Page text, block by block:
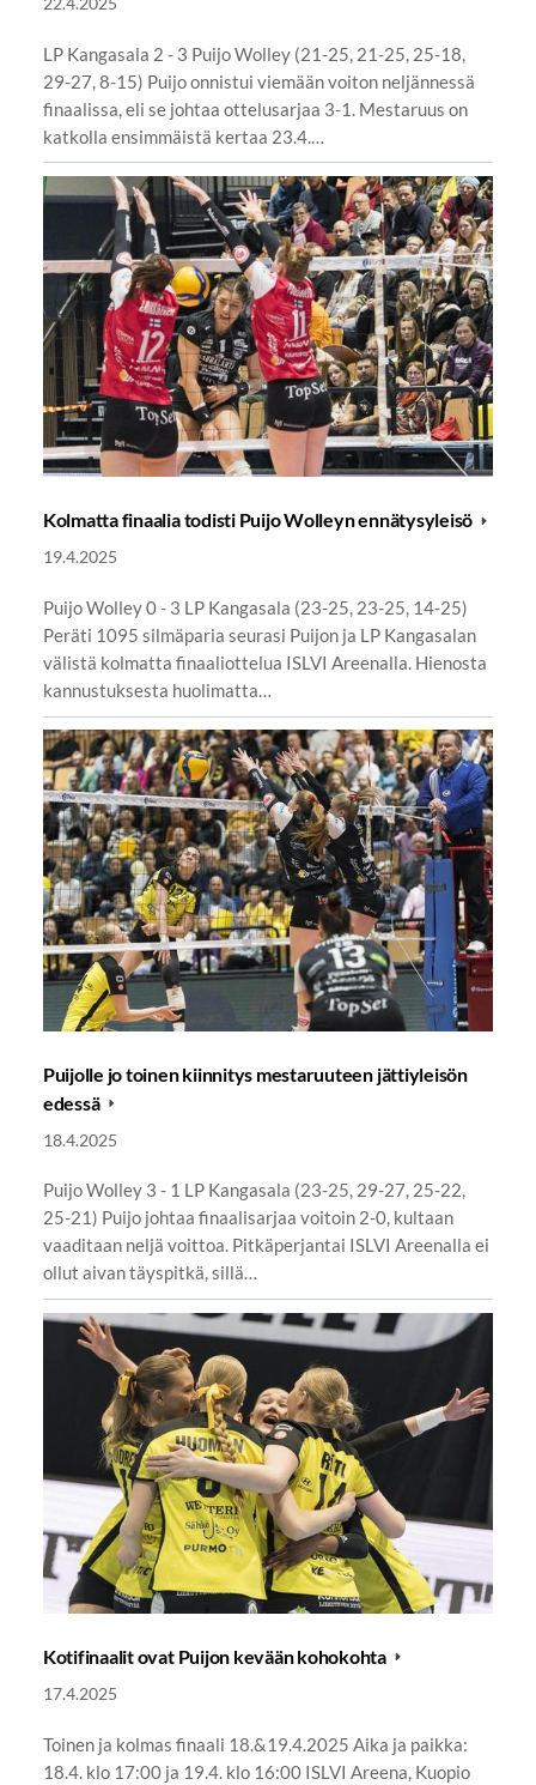
LP Kangasala 2 - 3 Puijo Wolley (21-25, 21-25, 25-18,
29-27, 8-15) Puijo onnistui viemään voiton neljännessä
finaalissa, eli se johtaa ottelusarjaa 3-1. Mestaruus on
katkolla ensimmäistä kertaa 23.4.…
Kolmatta finaalia todisti Puijo Wolleyn ennätysyleisö
19.4.2025
Puijo Wolley 0 - 3 LP Kangasala (23-25, 23-25, 14-25)
Peräti 1095 silmäparia seurasi Puijon ja LP Kangasalan
välistä kolmatta finaaliottelua ISLVI Areenalla. Hienosta
kannustuksesta huolimatta…
Puijolle jo toinen kiinnitys mestaruuteen jättiyleisön
edessä
18.4.2025
Puijo Wolley 3 - 1 LP Kangasala (23-25, 29-27, 25-22,
25-21) Puijo johtaa finaalisarjaa voitoin 2-0, kultaan
vaaditaan neljä voittoa. Pitkäperjantai ISLVI Areenalla ei
ollut aivan täyspitkä, sillä…
Kotifinaalit ovat Puijon kevään kohokohta
17.4.2025
Toinen ja kolmas finaali 18.&19.4.2025 Aika ja paikka:
18.4. klo 17:00 ja 19.4. klo 16:00 ISLVI Areena, Kuopio